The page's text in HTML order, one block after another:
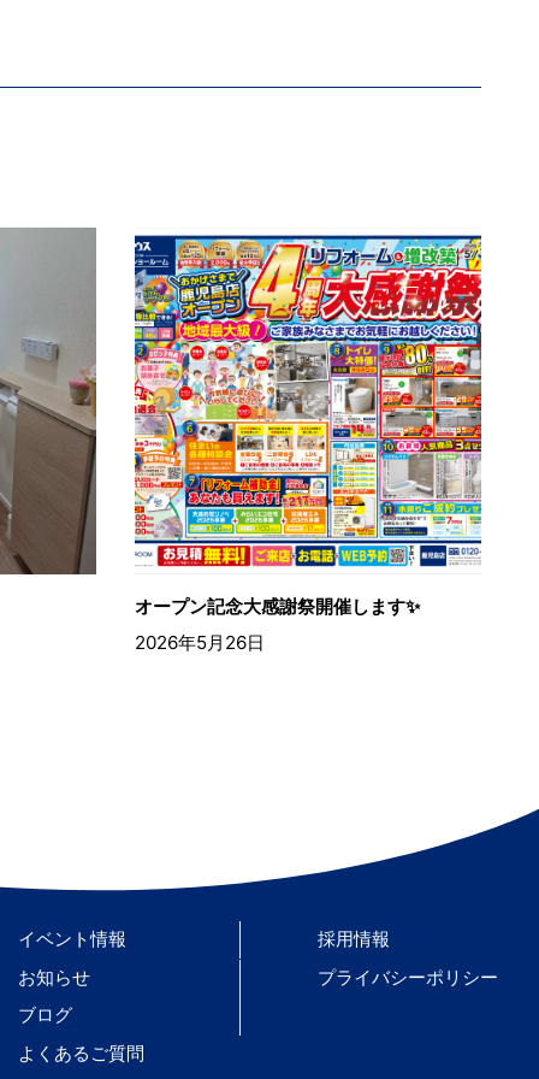
オープン記念大感謝祭開催します✨
2026年5月26日
イベント情報
お知らせ
ブログ
よくあるご質問
採用情報
プライバシーポリシー